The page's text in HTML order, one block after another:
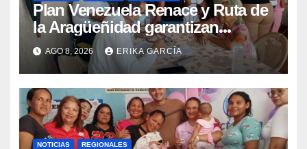
Plan Venezuela Renace y Ruta de
la Aragüeñidad garantizan
atención médica integral en
Aragua
AGO 8, 2026 ERIKA GARCÍA
NOTICIAS REGIONALES